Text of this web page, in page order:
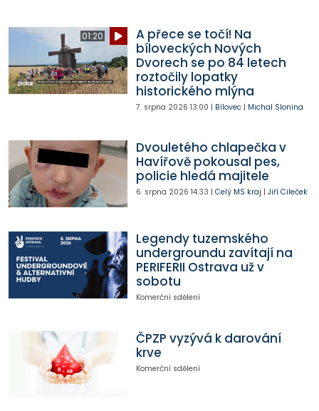
01:20
A přece se točí! Na
bíloveckých Nových
Dvorech se po 84 letech
roztočily lopatky
historického mlýna
7. srpna 2026 13:00 | Bílovec| Michal Slonina
Dvouletého chlapečka v
Havířově pokousal pes,
policie hledá majitele
6. srpna 2026 14:33 | Celý MS kraj | Jiří Cileček
Legendy tuzemského
undergroundu zavítají na
PERIFERII Ostrava už v
sobotu
Komerční sdělení
ČPZP vyzývá k darování
krve
Komerční sdělení